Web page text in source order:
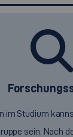
im Studium
sein. Nach